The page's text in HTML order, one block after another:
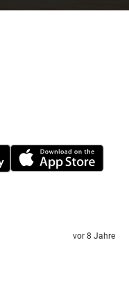
vor 8 Jahre